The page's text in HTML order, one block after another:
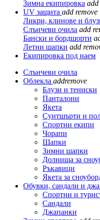
Зимна екипировка add
UV защита add remove
Ликри, клинове и
Слънчеви очила add
Бански и бордшорти
Летни шапки add
Екипировка под наем
Слънчеви очила
Облекла addremove
Блузи и тениски
Панталони
Якета
Суитшърти и
Спортни екипи
Чорапи
Шапки
Зимни шапки
Долнища за
Ръкавици
Якета за
Обувки, сандали и
Спортни и
Сандали
Джапанки